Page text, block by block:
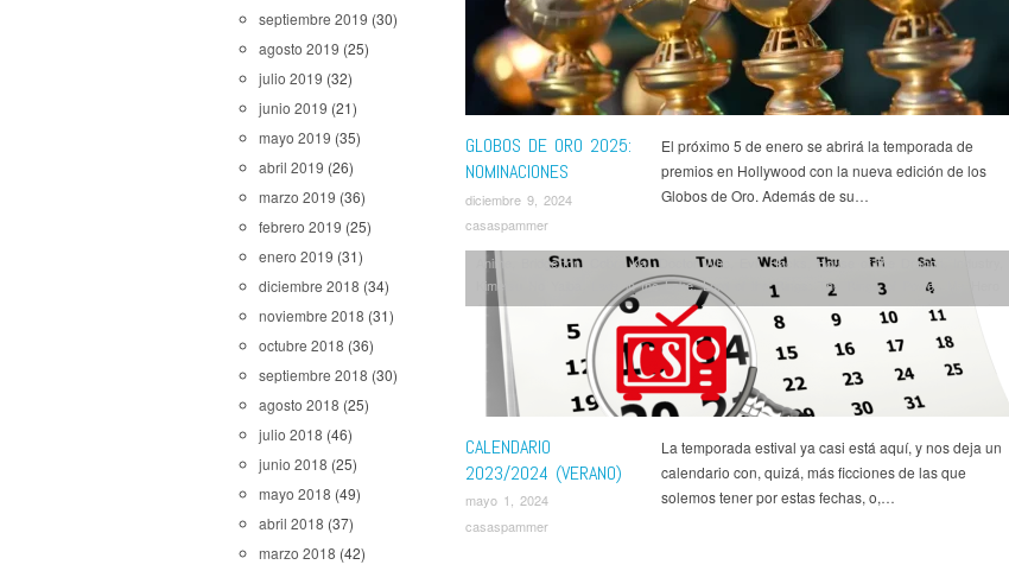
septiembre 2019 (30)
agosto 2019 (25)
julio 2019 (32)
junio 2019 (21)
mayo 2019 (35)
abril 2019 (26)
marzo 2019 (36)
febrero 2019 (25)
enero 2019 (31)
diciembre 2018 (34)
noviembre 2018 (31)
octubre 2018 (36)
septiembre 2018 (30)
agosto 2018 (25)
julio 2018 (46)
junio 2018 (25)
mayo 2018 (49)
abril 2018 (37)
marzo 2018 (42)
GLOBOS DE ORO 2025:
NOMINACIONES
diciembre 9, 2024
casaspammer
El próximo 5 de enero se abrirá la temporada de
premios en Hollywood con la nueva edición de los
Globos de Oro. Además de su…
CALENDARIO
2023/2024 (VERANO)
mayo 1, 2024
casaspammer
Anime Bridgerton, Cobra Kai,Doctor Who Evil,Hacks House of the Dragon
Kimetsu No Yaiba
Lady in the Lake,Lord of the Rings: The Rings of Power
Academia,NieR: Automata,Noticias,Only Murders in the Building,Outer Range,Series,
Star Wars
Sweet Tooth,The Acolyte,The Bear The Boys ,The Umbrella Academy
La temporada estival ya casi está aquí, y nos deja un
calendario con, quizá, más ficciones de las que
solemos tener por estas fechas, o,…